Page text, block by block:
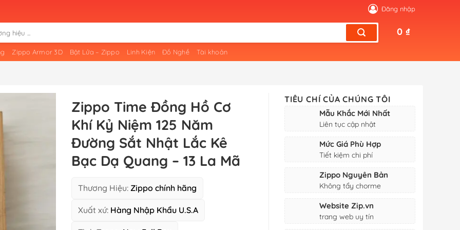
Đăng nhập
Zippo Armor 3D Bật Lửa – Zippo Linh Kiện Đồ Nghề Tài khoản
0 ₫
Zippo Time Đồng Hồ Cơ
Khí Kỷ Niệm 125 Năm
Đường Sắt Nhật Lắc Kê
Bạc Dạ Quang – 13 La Mã
Thương Hiệu: Zippo chính hãng
Xuất xứ: Hàng Nhập Khẩu U.S.A
TIÊU CHÍ CỦA CHÚNG TÔI
Mẫu Khắc Mới Nhất
Liên tục cập nhật
Mức Giá Phù Hợp
Tiết kiệm chi phí
Zippo Nguyên Bản
Không tẩy chorme
Website Zip.vn
trang web uy tín